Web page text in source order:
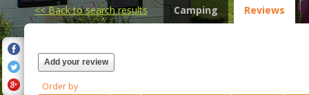
<<Back to search results Camping Reviews
Add your review
Order by